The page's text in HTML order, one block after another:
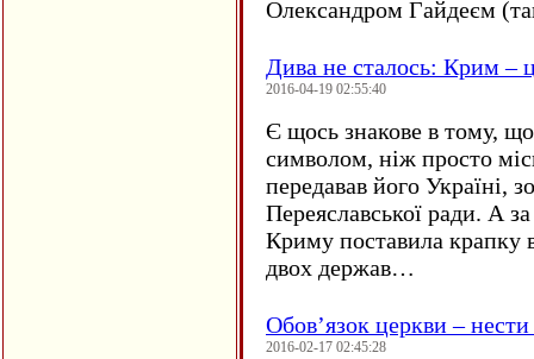
Олександром Гайдеєм
Дива не сталось: Крим –
2016-04-19 02:55:40
Є щось знакове в тому, що
символом, ніж просто
передавав його Україні,
Переяславської ради. А
Криму поставила крапку
двох держав…
Обов’язок церкви –
2016-02-17 02:45:28